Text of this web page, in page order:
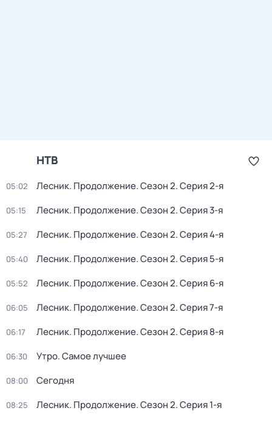
НТВ
05:02 Лесник. Продолжение. Сезон 2. Серия 2-я
05:15 Лесник. Продолжение. Сезон 2. Серия 3-я
05:27 Лесник. Продолжение. Сезон 2. Серия 4-я
05:40 Лесник. Продолжение. Сезон 2. Серия 5-я
05:52 Лесник. Продолжение. Сезон 2. Серия 6-я
06:05 Лесник. Продолжение. Сезон 2. Серия 7-я
06:17 Лесник. Продолжение. Сезон 2. Серия 8-я
06:30 Утро. Самое лучшее
08:00 Сегодня
08:25 Лесник. Продолжение. Сезон 2. Серия 1-я